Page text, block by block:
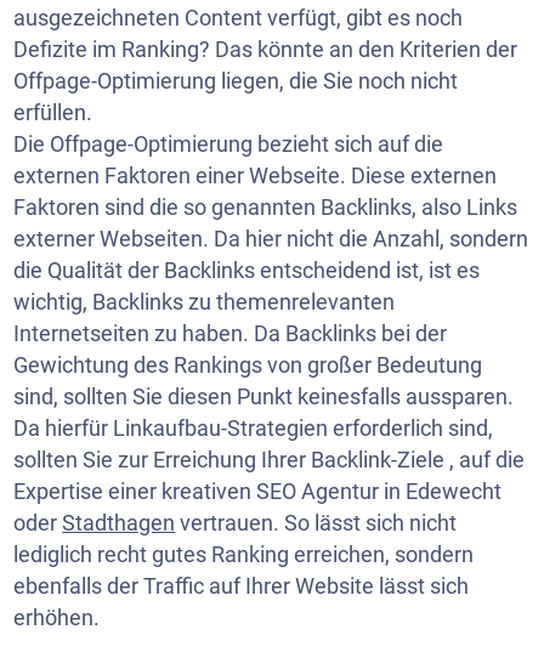
ausgezeichneten Content verfügt, gibt es noch
Defizite im Ranking? Das könnte an den Kriterien der
Offpage-Optimierung liegen, die Sie noch nicht
erfüllen.
Die Offpage-Optimierung bezieht sich auf die
externen Faktoren einer Webseite. Diese externen
Faktoren sind die so genannten Backlinks, also Links
externerWebseiten. Da hier nicht die Anzahl, sondern
die Qualität der Backlinks entscheidend ist, ist es
wichtig, Backlinks zu themenrelevanten
Internetseiten zu haben. Da Backlinks bei der
Gewichtung des Rankings von großer Bedeutung
sind, sollten Sie diesen Punkt keinesfalls aussparen.
Da hierfür Linkaufbau-Strategien erforderlich sind,
sollten Sie zur Erreichung Ihrer Backlink-Ziele , auf die
Expertise einer kreativen SEO Agentur in Edewecht
oderStadthagen vertrauen. So lässt sich nicht
lediglich recht gutes Ranking erreichen, sondern
ebenfalls der Traffic auf Ihrer Website lässt sich
erhöhen.